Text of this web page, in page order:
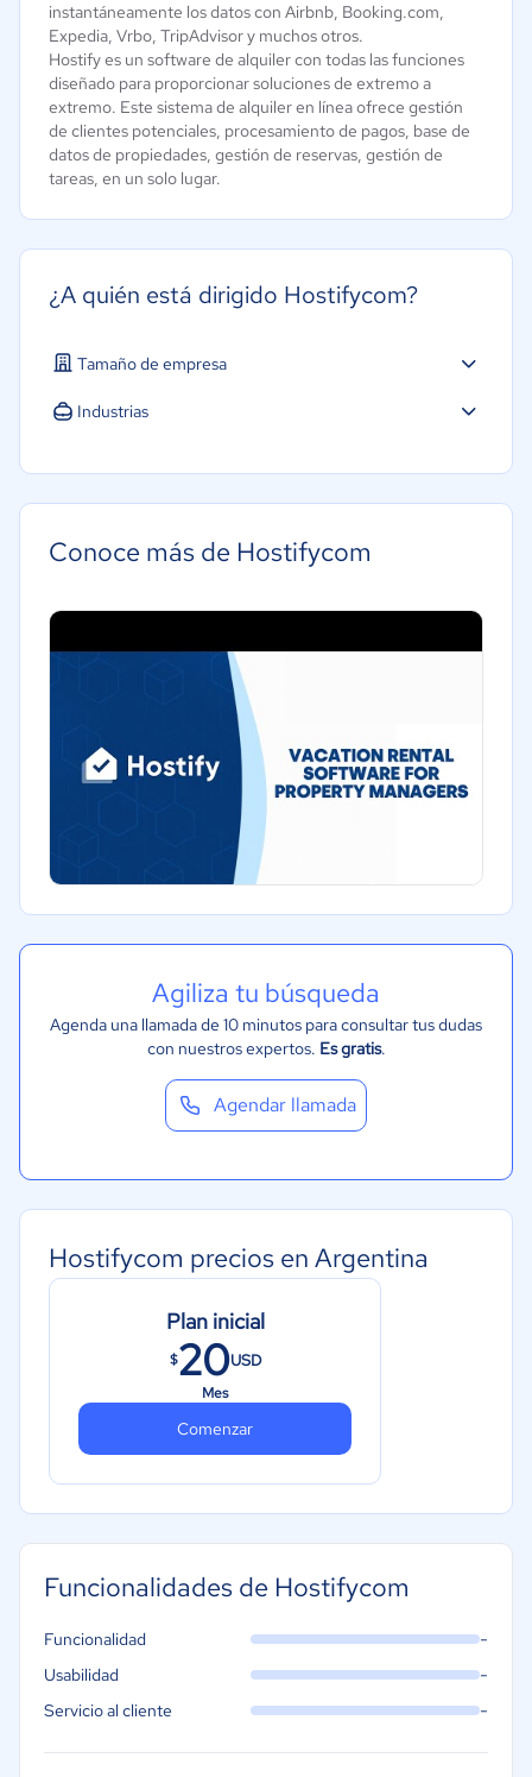
instantáneamente los datos con Airbnb, Booking.com,
Expedia, Vrbo, TripAdvisor y muchos otros.
Hostify es un software de alquiler con todas las funciones
diseñado para proporcionar soluciones de extremo a
extremo. Este sistema de alquiler en línea ofrece gestión
de clientes potenciales, procesamiento de pagos, base de
datos de propiedades, gestión de reservas, gestión de
tareas, en un solo lugar.
¿A quién está dirigido Hostifycom?
Tamaño de empresa
Industrias
Conoce más de Hostifycom
Agiliza tu búsqueda
Agenda una llamada de 10 minutos para consultar tus dudas
con nuestros expertos. Es gratis.
Agendar llamada
Hostifycom precios en Argentina
Plan inicial
$20USD
Mes
Comenzar
Funcionalidades de Hostifycom
Funcionalidad -
Usabilidad -
Servicio al cliente -